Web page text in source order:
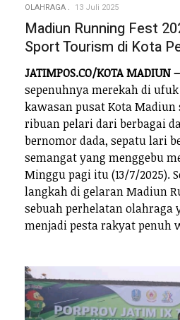
OLAHRAGA 13 Juli 2025
Madiun Running Fest
Sport Tourism di Kota
JATIMPOS.CO/KOTA MADIUN –
sepenuhnya merekah di
kawasan pusat Kota
ribuan pelari dari berbagai
bernomor dada, sepatu lari
semangat yang menggebu
Minggu pagi itu (13/7/2025).
langkah di gelaran Madiun
sebuah perhelatan olahraga
menjadi pesta rakyat penuh